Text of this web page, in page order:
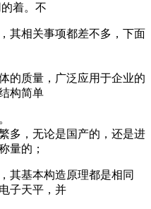
着。不
其相关事项都差不多，下面
的质量，广泛应用于企业的
构简单
多，无论是国产的，还是进
量的；
其基本构造原理都是相同
子天平，并